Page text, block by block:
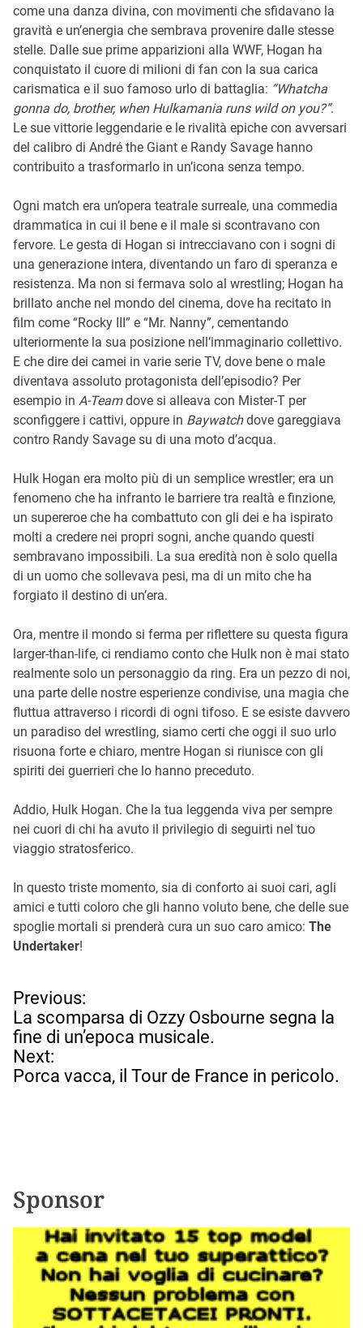
come una danza divina, con movimenti che sfidavano la
gravità e un’energia che sembrava provenire dalle stesse
stelle. Dalle sue prime apparizioni alla WWF, Hogan ha
conquistato il cuore di milioni di fan con la sua carica
carismatica e il suo famoso urlo di battaglia: “Whatcha
gonna do, brother, when Hulkamania runs wild on you?”.
Le sue vittorie leggendarie e le rivalità epiche con avversari
del calibro di André the Giant e Randy Savage hanno
contribuito a trasformarlo in un’icona senza tempo.
Ogni match era un’opera teatrale surreale, una commedia
drammatica in cui il bene e il male si scontravano con
fervore. Le gesta di Hogan si intrecciavano con i sogni di
una generazione intera, diventando un faro di speranza e
resistenza. Ma non si fermava solo al wrestling; Hogan ha
brillato anche nel mondo del cinema, dove ha recitato in
film come “Rocky III” e “Mr. Nanny”, cementando
ulteriormente la sua posizione nell’immaginario collettivo.
E che dire dei camei in varie serie TV, dove bene o male
diventava assoluto protagonista dell’episodio? Per
esempio in A-Teamdove si alleava con Mister-T per
sconfiggere i cattivi, oppure in Baywatchdove gareggiava
contro Randy Savage su di una moto d’acqua.
Hulk Hogan era molto più di un semplice wrestler; era un
fenomeno che ha infranto le barriere tra realtà e finzione,
un supereroe che ha combattuto con gli dei e ha ispirato
molti a credere nei propri sogni, anche quando questi
sembravano impossibili. La sua eredità non è solo quella
di un uomo che sollevava pesi, ma di un mito che ha
forgiato il destino di un’era.
Ora, mentre il mondo si ferma per riflettere su questa figura
larger-than-life, ci rendiamo conto che Hulk non è mai stato
realmente solo un personaggio da ring. Era un pezzo di noi,
una parte delle nostre esperienze condivise, una magia che
fluttua attraverso i ricordi di ogni tifoso. E se esiste davvero
un paradiso del wrestling, siamo certi che oggi il suo urlo
risuona forte e chiaro, mentre Hogan si riunisce con gli
spiriti dei guerrieri che lo hanno preceduto.
Addio, Hulk Hogan. Che la tua leggenda viva per sempre
nei cuori di chi ha avuto il privilegio di seguirti nel tuo
viaggio stratosferico.
In questo triste momento, sia di conforto ai suoi cari, agli
amici e tutti coloro che gli hanno voluto bene, che delle sue
spoglie mortali si prenderà cura un suo caro amico: The
Undertaker!
N
a
v
i
g
a
e
a
r
Previous:
La scomparsa di Ozzy Osbourne segna la
fine di un’epoca musicale.
Next:
Porca vacca, il Tour de France in pericolo.
Sponsor